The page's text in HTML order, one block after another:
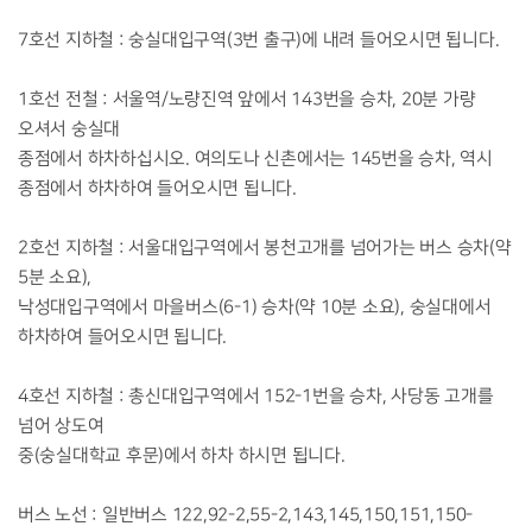
7호선 지하철 : 숭실대입구역(3번 출구)에 내려 들어오시면 됩니다.
1호선 전철 : 서울역/노량진역 앞에서 143번을 승차, 20분 가량
오셔서 숭실대
종점에서 하차하십시오. 여의도나 신촌에서는 145번을 승차, 역시
종점에서 하차하여 들어오시면 됩니다.
2호선 지하철 : 서울대입구역에서 봉천고개를 넘어가는 버스 승차(약
5분 소요),
낙성대입구역에서 마을버스(6-1) 승차(약 10분 소요), 숭실대에서
하차하여 들어오시면 됩니다.
4호선 지하철 : 총신대입구역에서 152-1번을 승차, 사당동 고개를
넘어 상도여
중(숭실대학교 후문)에서 하차 하시면 됩니다.
버스 노선 : 일반버스 122,92-2,55-2,143,145,150,151,150-